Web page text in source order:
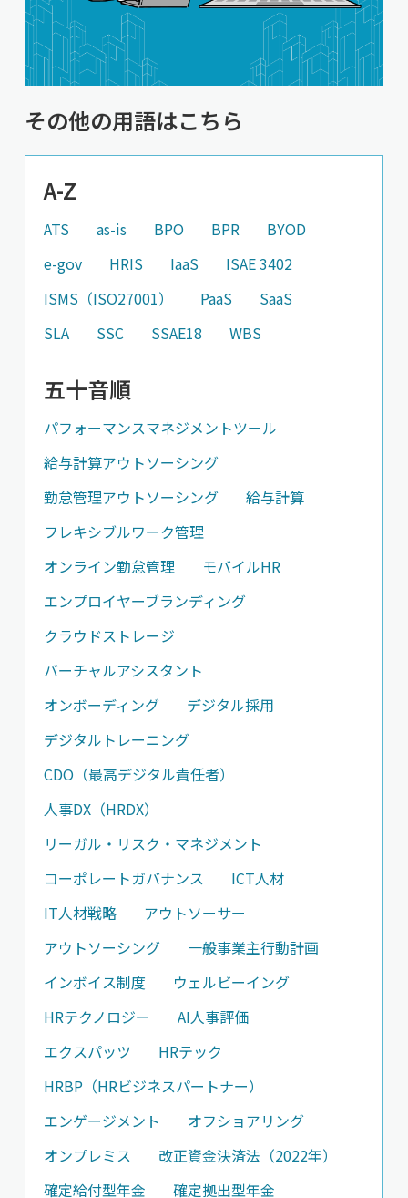
その他の用語はこちら
A-Z
ATS as-is BPO BPR
BYOD
e-gov
HRIS IaaS
ISAE 3402
ISMS（ISO27001）
PaaS
SaaS
SLA
SSC SSAE18 WBS
五十音順
パフォーマンスマネジメントツール
給与計算アウトソーシング
勤怠管理アウトソーシング
給与計算
フレキシブルワーク管理
オンライン勤怠管理
モバイルHR
エンプロイヤーブランディング
クラウドストレージ
バーチャルアシスタント
オンボーディング
デジタル採用
デジタルトレーニング
CDO（最高デジタル責任者）
人事DX（HRDX）
リーガル・リスク・マネジメント
コーポレートガバナンス
ICT人材
IT人材戦略
アウトソーサー
アウトソーシング
一般事業主行動計画
インボイス制度
ウェルビーイング
HRテクノロジー
AI人事評価
エクスパッツ
HRテック
HRBP（HRビジネスパートナー）
エンゲージメント
オフショアリング
オンプレミス
改正資金決済法（2022年）
確定給付型年金
確定拠出型年金